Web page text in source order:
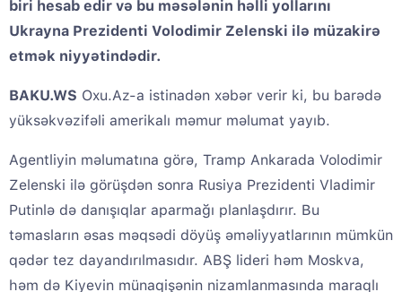
biri hesab edir və bu məsələnin həlli yollarını
Ukrayna Prezidenti Volodimir Zelenski ilə müzakirə
etmək niyyətindədir.
BAKU.WS Oxu.Az-a istinadən xəbər verir ki, bu barədə
yüksəkvəzifəli amerikalı məmur məlumat yayıb.
Agentliyin məlumatına görə, Tramp Ankarada Volodimir
Zelenski ilə görüşdən sonra Rusiya Prezidenti Vladimir
Putinlə də danışıqlar aparmağı planlaşdırır. Bu
təmasların əsas məqsədi döyüş əməliyyatlarının mümkün
qədər tez dayandırılmasıdır. ABŞ lideri həm Moskva,
həm də Kiyevin münaqişənin nizamlanmasında maraqlı